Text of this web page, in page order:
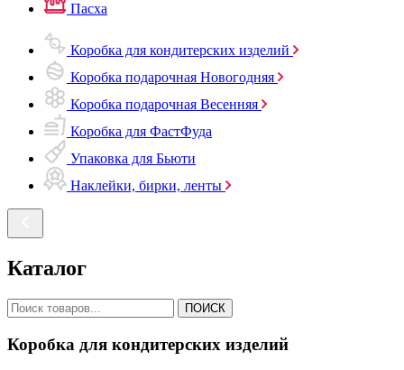
Пасха
Коробка для кондитерских изделий
Коробка подарочная Новогодняя
Коробка подарочная Весенняя
Коробка для ФастФуда
Упаковка для Бьюти
Наклейки, бирки, ленты
Каталог
ПОИСК
Коробка для кондитерских изделий